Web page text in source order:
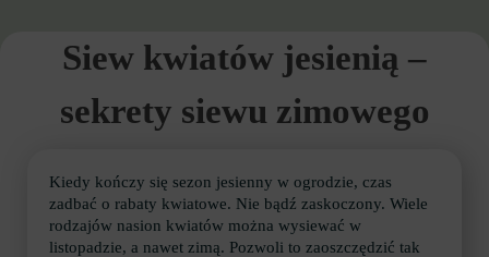
Siew kwiatów jesienią –
sekrety siewu zimowego
Kiedy kończy się sezon jesienny w ogrodzie, czas
zadbać o rabaty kwiatowe. Nie bądź zaskoczony. Wiele
rodzajów nasion kwiatów można wysiewać w
listopadzie, a nawet zimą. Pozwoli to zaoszczędzić tak